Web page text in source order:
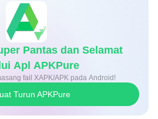
Apl APKPure
fail XAPK/APK pada Android!
Turun APKPure